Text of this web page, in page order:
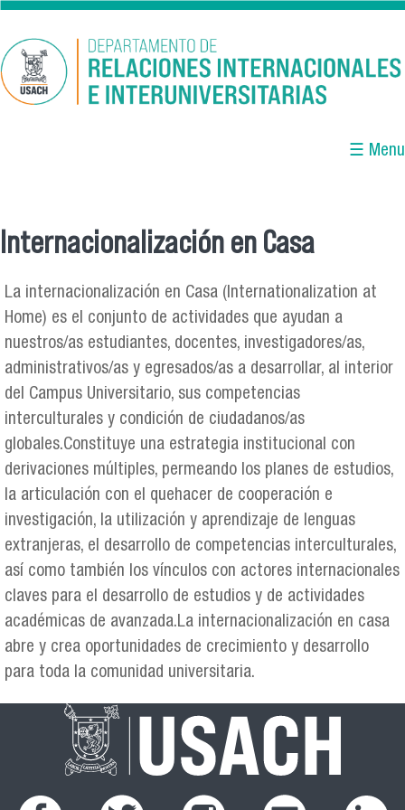
Pasar al contenido principal
☰ Menu
Internacionalización en Casa
La internacionalización en Casa (Internationalization at
Home) es el conjunto de actividades que ayudan a
nuestros/as estudiantes, docentes, investigadores/as,
administrativos/as y egresados/as a desarrollar, al interior
del Campus Universitario, sus competencias
interculturales y condición de ciudadanos/as
globales.Constituye una estrategia institucional con
derivaciones múltiples, permeando los planes de estudios,
la articulación con el quehacer de cooperación e
investigación, la utilización y aprendizaje de lenguas
extranjeras, el desarrollo de competencias interculturales,
así como también los vínculos con actores internacionales
claves para el desarrollo de estudios y de actividades
académicas de avanzada.La internacionalización en casa
abre y crea oportunidades de crecimiento y desarrollo
para toda la comunidad universitaria.